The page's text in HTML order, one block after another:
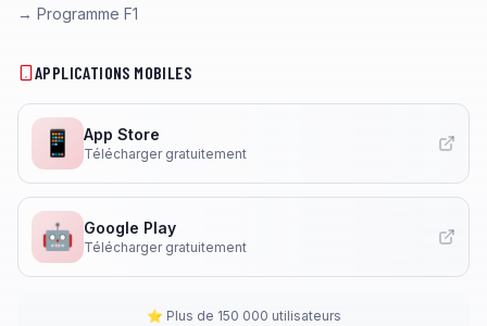
→ Programme F1
APPLICATIONS MOBILES
📱 App Store
Télécharger gratuitement
🤖 Google Play
Télécharger gratuitement
⭐ Plus de 150 000 utilisateurs